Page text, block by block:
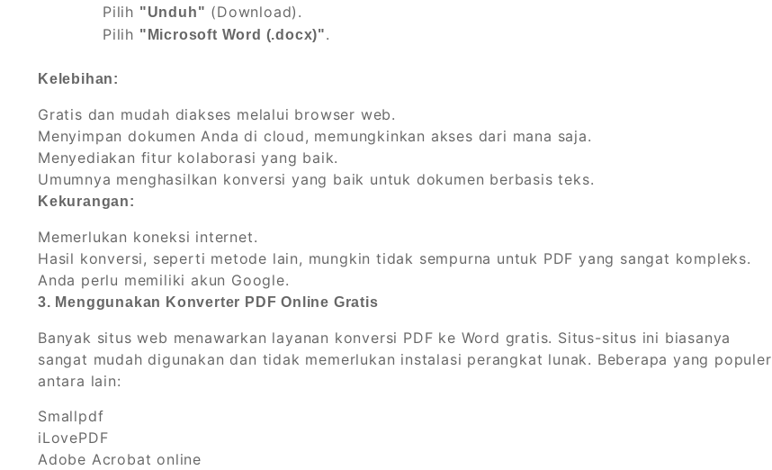
Pilih "Unduh" (Download).
Pilih "Microsoft Word (.docx)".
Kelebihan:
Gratis dan mudah diakses melalui browser web.
Menyimpan dokumen Anda di cloud, memungkinkan akses dari mana saja.
Menyediakan fitur kolaborasi yang baik.
Umumnya menghasilkan konversi yang baik untuk dokumen berbasis teks.
Kekurangan:
Memerlukan koneksi internet.
Hasil konversi, seperti metode lain, mungkin tidak sempurna untuk PDF yang sangat kompleks.
Anda perlu memiliki akun Google.
3. Menggunakan Konverter PDF Online Gratis
Banyak situs web menawarkan layanan konversi PDF ke Word gratis. Situs-situs ini biasanya
sangat mudah digunakan dan tidak memerlukan instalasi perangkat lunak. Beberapa yang populer
antara lain:
Smallpdf
iLovePDF
Adobe Acrobat online